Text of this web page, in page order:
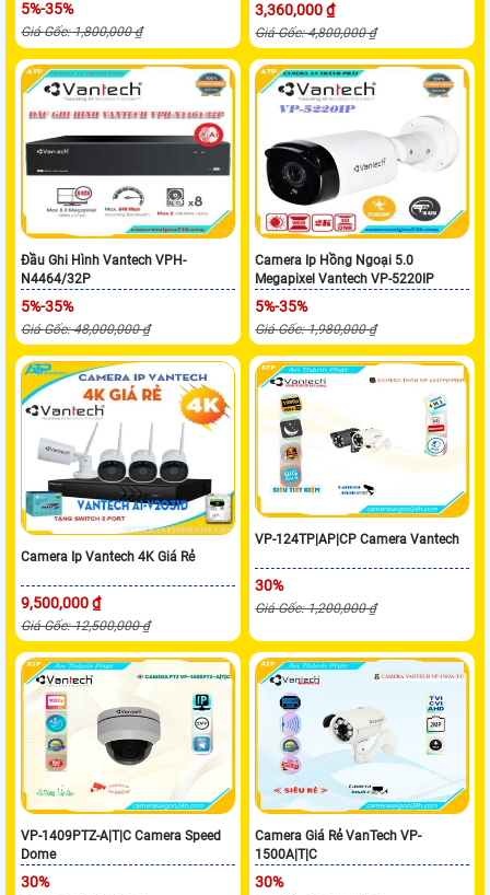
5%-35%
Giá Gốc: 1,800,000 ₫
3,360,000 ₫
Giá Gốc: 4,800,000 ₫
Đầu Ghi Hình Vantech VPH-
N4464/32P
5%-35%
Giá Gốc: 48,000,000 ₫
Camera Ip Hồng Ngoại 5.0
Megapixel Vantech VP-5220IP
5%-35%
Giá Gốc: 1,980,000 ₫
Camera Ip Vantech 4K Giá Rẻ
9,500,000 ₫
Giá Gốc: 12,500,000 ₫
VP-124TP|AP|CP Camera Vantech
30%
Giá Gốc: 1,200,000 ₫
VP-1409PTZ-A|T|C Camera Speed
Dome
30%
Camera Giá Rẻ VanTech VP-
1500A|T|C
30%